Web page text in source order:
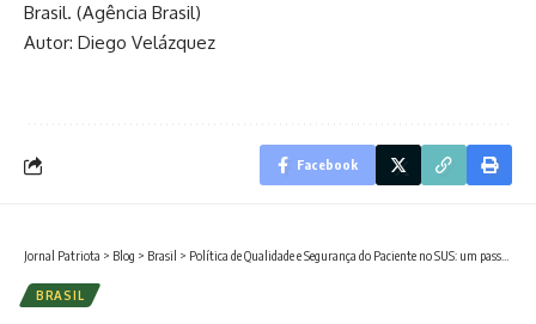
Brasil. (Agência Brasil)
Autor: Diego Velázquez
Facebook
Jornal Patriota > Blog > Brasil > Política de Qualidade e Segurança do Paciente no SUS: um passo essencial para transformar a saúde pública brasileira
BRASIL